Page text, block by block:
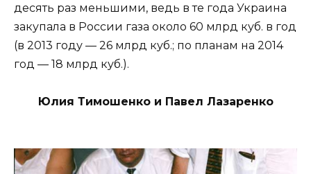
десять раз меньшими, ведь в те года Украина
закупала в России газа около 60 млрд куб. в год
(в 2013 году — 26 млрд куб.; по планам на 2014
год — 18 млрд куб.).
Юлия Тимошенко и Павел Лазаренко